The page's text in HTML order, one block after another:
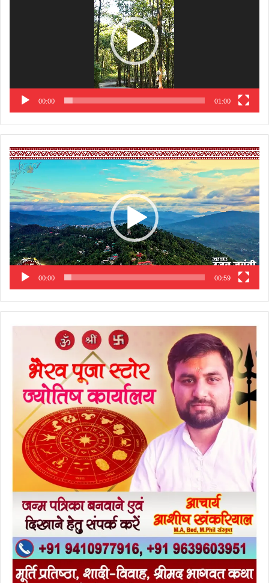
00:00 01:00
Video
Player
00:00 00:59